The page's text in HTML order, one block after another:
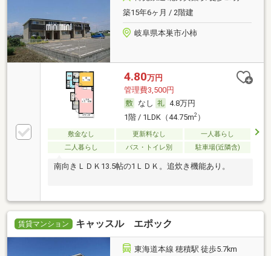
築15年6ヶ月 / 2階建
岐阜県本巣市小柿
4.80万円
管理費3,500円
なし
4.8万円
1階 / 1LDK（44.75m2）
敷金なし 更新料なし
一人暮らし
二人暮らし
バス・トイレ別 駐車場(近隣含)
南向きＬＤＫ13.5帖の1ＬＤＫ。追炊き機能あり。
賃貸マンション キャッスル エポック
東海道本線 穂積駅 徒歩5.7km